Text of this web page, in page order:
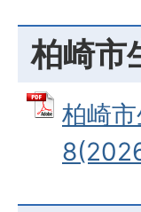
柏崎市
柏崎